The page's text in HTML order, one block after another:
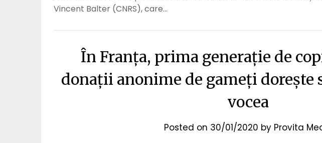
Vincent Balter (CNRS), care…
În Franța, prima generație de
donații anonime de gameți dorește
vocea
Posted on 30/01/2020 by Provita